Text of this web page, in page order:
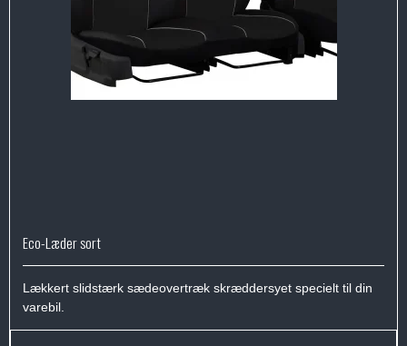
Eco-Læder sort
Lækkert slidstærk sædeovertræk skræddersyet specielt til din
varebil.